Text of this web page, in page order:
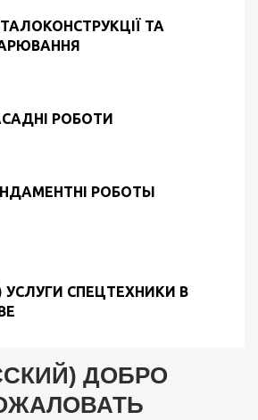
ТА
РОБОТИ
РОБОТЫ
УСЛУГИ СПЕЦТЕХНИКИ В
ДОБРО